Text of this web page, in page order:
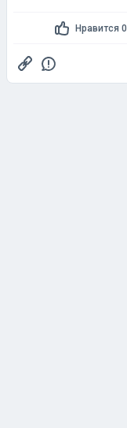
Нравится 0